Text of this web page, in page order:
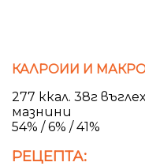
КАЛРОИИ И
277 ккал. 38г
мазнини
54% / 6% / 41%
РЕЦЕПТА: